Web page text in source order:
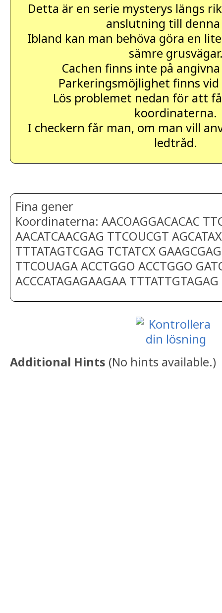
Detta är en serie mysterys längs
anslutning till denna
Ibland kan man behöva göra en
sämre
Cachen finns inte på
Parkeringsmöjlighet finns
Lös problemet nedan för att
koordinaterna.
I checkern får man, om man vill
ledtråd.
Fina gener
Koordinaterna: AACOAGGACACAC
AACATCAACGAG TTCOUCGT
TTTATAGTCGAG TCTATCX
TTCOUAGA ACCTGGO ACCTGGO
ACCCATAGAGAAGAA TTTATTGTAGAG
Additional Hints (No hints available.)